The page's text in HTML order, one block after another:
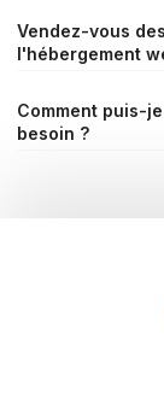
Vendez-vous
l'hébergement
Comment puis-
besoin ?